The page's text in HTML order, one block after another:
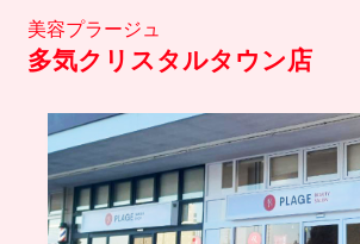
美容プラージュ
多気クリスタルタウン店